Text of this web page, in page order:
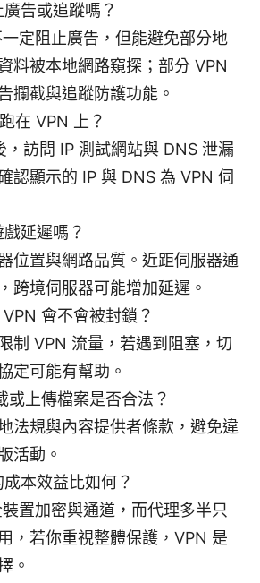
告或追蹤嗎？
定阻止廣告，但能避免部分地
料被本地網路窺探；部分 VPN
攔截與追蹤防護功能。
在 VPN 上？
，訪問 IP 測試網站與 DNS 泄漏
認顯示的 IP 與 DNS 為 VPN 伺
延遲嗎？
位置與網路品質。近距伺服器通
跨境伺服器可能增加延遲。
會不會被封鎖？
制 VPN 流量，若遇到阻塞，切
定可能有幫助。
或上傳檔案是否合法？
法規與內容提供者條款，避免違
活動。
本效益比如何？
置加密與通道，而代理多半只
，若你重視整體保護，VPN 是
。